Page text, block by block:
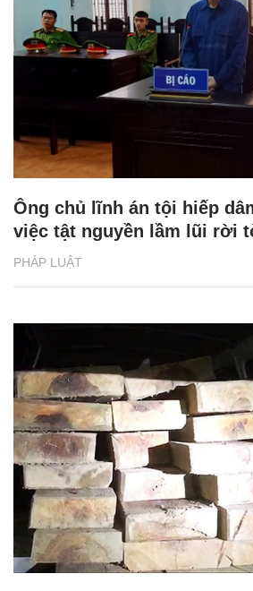
PHÁP LUẬT
Ông chủ lĩnh án tội hiếp
việc tật nguyền lầm lũi rời